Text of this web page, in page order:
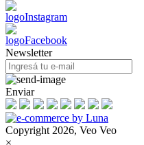
Newsletter
Enviar
Copyright 2026, Veo Veo
×